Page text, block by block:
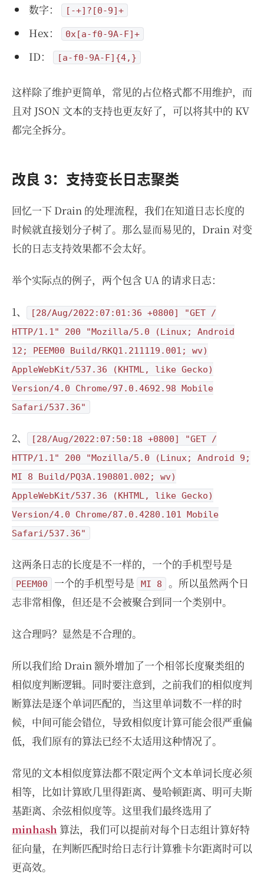
数字： [-+]?[0-9]+
Hex： 0x[a-f0-9A-F]+
ID： [a-f0-9A-F]{4,}
这样除了维护更简单，常见的占位格式都不用维护，而
且对 JSON 文本的支持也更友好了，可以将其中的 KV
都完全拆分。
改良 3：支持变长日志聚类
回忆一下 Drain 的处理流程，我们在知道日志长度的
时候就直接划分子树了。那么显而易见的，Drain 对变
长的日志支持效果都不会太好。
举个实际点的例子，两个包含 UA 的请求日志：
1、
[28/Aug/2022:07:01:36 +0800] "GET /
HTTP/1.1" 200 "Mozilla/5.0 (Linux; Android
12; PEEM00 Build/RKQ1.211119.001; wv)
AppleWebKit/537.36 (KHTML, like Gecko)
Version/4.0 Chrome/97.0.4692.98 Mobile
Safari/537.36"
2、
[28/Aug/2022:07:50:18 +0800] "GET /
HTTP/1.1" 200 "Mozilla/5.0 (Linux; Android 9;
MI 8 Build/PQ3A.190801.002; wv)
AppleWebKit/537.36 (KHTML, like Gecko)
Version/4.0 Chrome/87.0.4280.101 Mobile
Safari/537.36"
这两条日志的长度是不一样的，一个的手机型号是
PEEM00 一个的手机型号是 MI 8
。所以虽然两个日
志非常相像，但还是不会被聚合到同一个类别中。
这合理吗？显然是不合理的。
所以我们给 Drain 额外增加了一个相邻长度聚类组的
相似度判断逻辑。同时要注意到，之前我们的相似度判
断算法是逐个单词匹配的，当这里单词数不一样的时
候，中间可能会错位，导致相似度计算可能会很严重偏
低，我们原有的算法已经不太适用这种情况了。
常见的文本相似度算法都不限定两个文本单词长度必须
相等，比如计算欧几里得距离、曼哈顿距离、明可夫斯
基距离、余弦相似度等。这里我们最终选用了
minhash 算法，我们可以提前对每个日志组计算好特
征向量，在判断匹配时给日志行计算雅卡尔距离时可以
更高效。